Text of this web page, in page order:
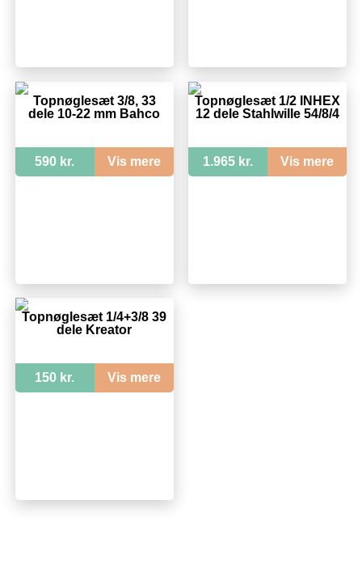
Topnøglesæt 3/8, 33
dele 10-22 mm Bahco
590 kr. Vis mere
Topnøglesæt 1/2 INHEX
12 dele Stahlwille 54/8/4
1.965 kr. Vis mere
Topnøglesæt 1/4+3/8 39
dele Kreator
150 kr. Vis mere